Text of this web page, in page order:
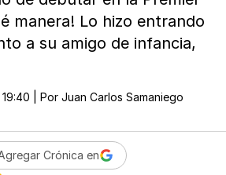
manera! Lo hizo entrando
a su amigo de infancia,
| Por Juan Carlos Samaniego
Crónica en